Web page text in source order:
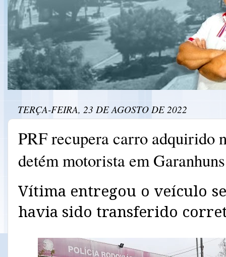
TERÇA-FEIRA, 23 DE AGOSTO DE 2022
PRF recupera carro adquirido
detém motorista em Garanhuns
Vítima entregou o veículo
havia sido transferido